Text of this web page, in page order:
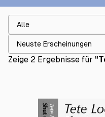
Alle
Zeige 2 Ergebnisse für "
Neuste Erscheinungen